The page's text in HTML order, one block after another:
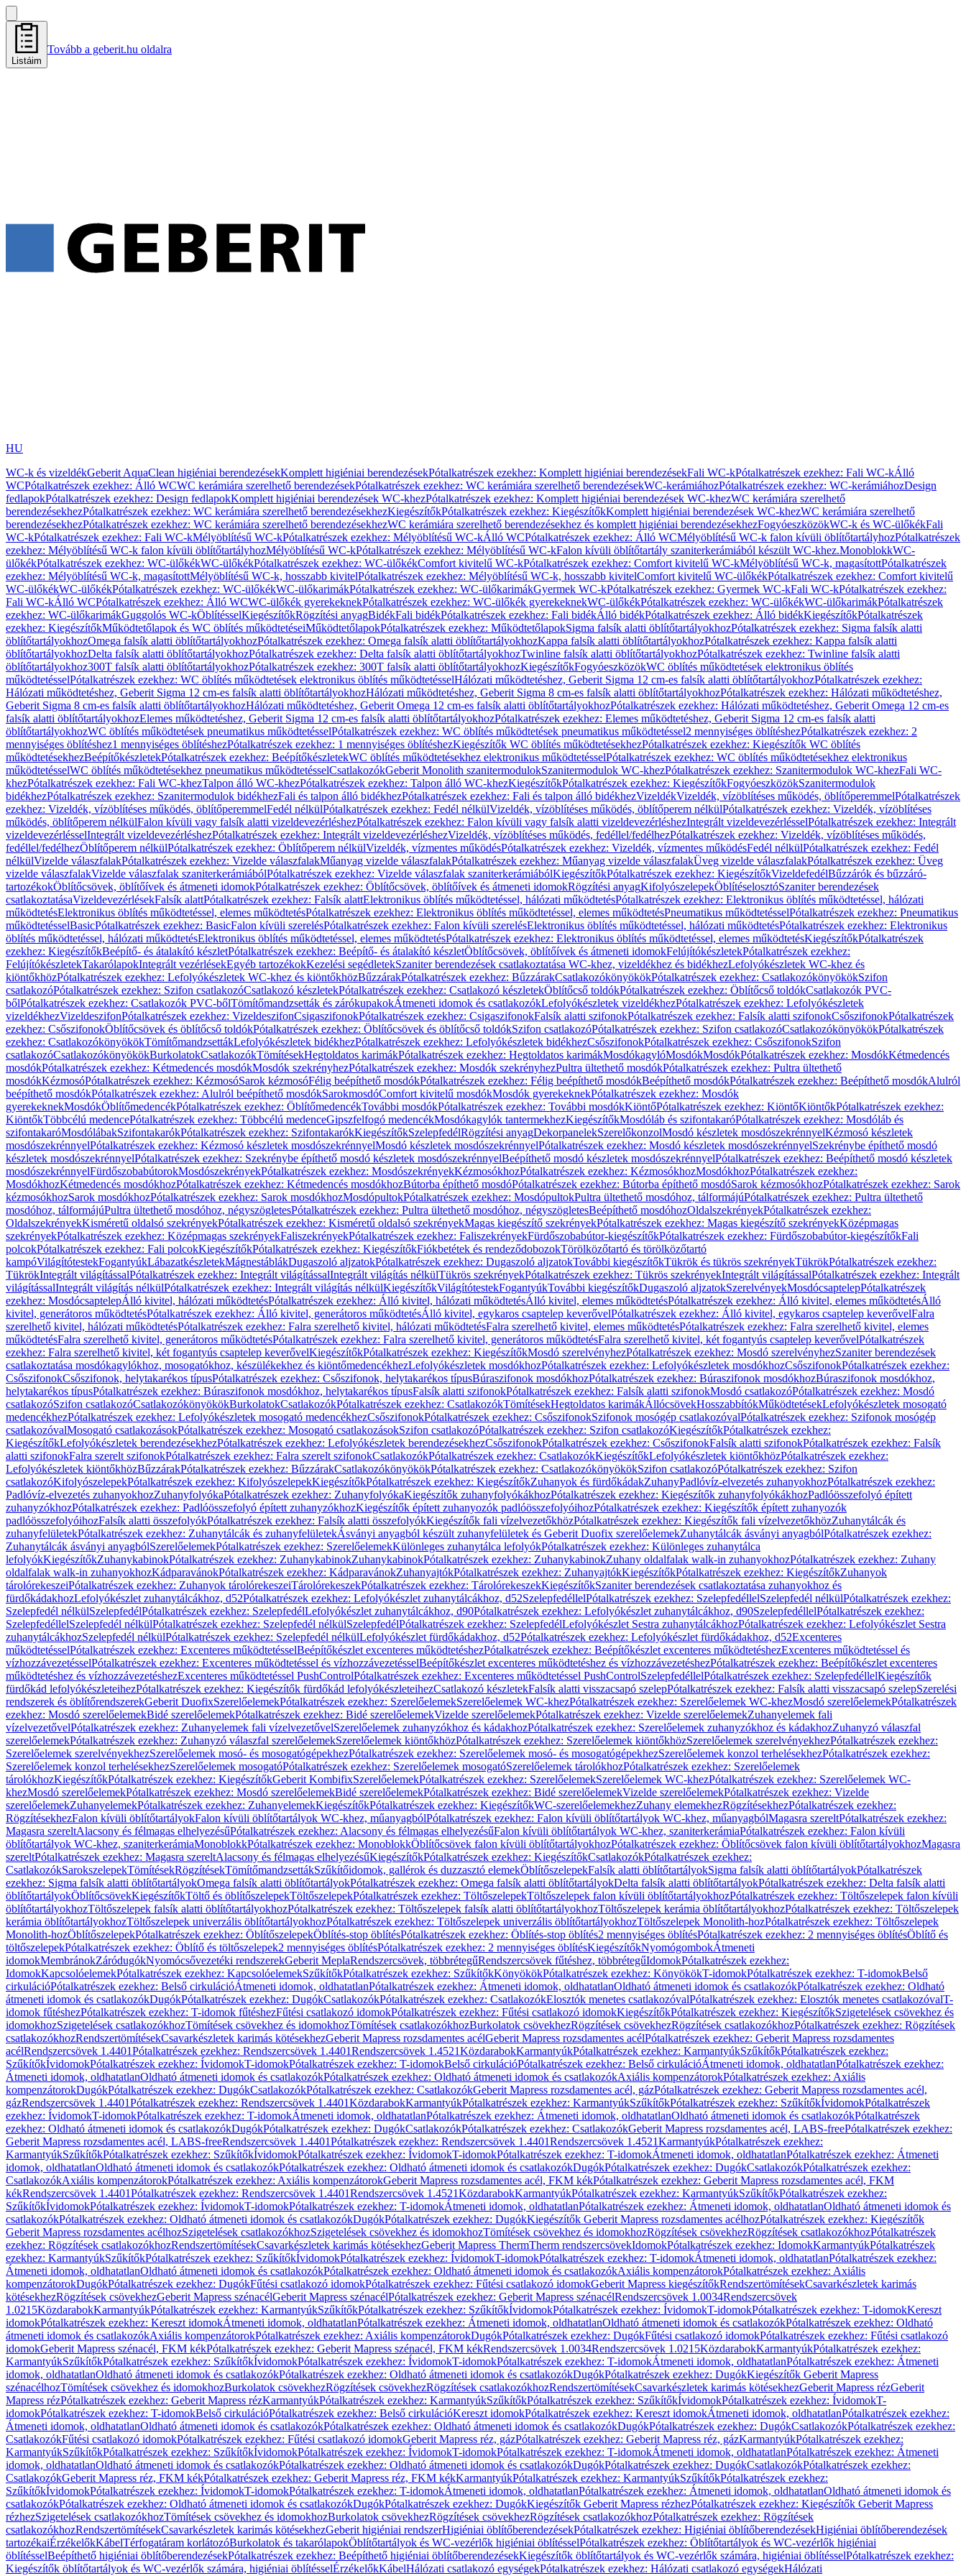
Listáim
Tovább a geberit.hu oldalra
HU
WC-k és vizeldékGeberit AquaClean higiéniai berendezésekKomplett higiéniai berendezésekPótalkatrészek ezekhez: Komplett higiéniai berendezésekFali WC-kPótalkatrészek ezekhez: Fali WC-kÁlló
WCPótalkatrészek ezekhez: Álló WCWC kerámiára szerelhető berendezésekPótalkatrészek ezekhez: WC kerámiára szerelhető berendezésekWC-kerámiáhozPótalkatrészek ezekhez: WC-kerámiáhozDesign
fedlapokPótalkatrészek ezekhez: Design fedlapokKomplett higiéniai berendezések WC-khezPótalkatrészek ezekhez: Komplett higiéniai berendezések WC-khezWC kerámiára szerelhető
berendezésekhezPótalkatrészek ezekhez: WC kerámiára szerelhető berendezésekhezKiegészítőkPótalkatrészek ezekhez: KiegészítőkKomplett higiéniai berendezések WC-khezWC kerámiára szerelhető
berendezésekhezPótalkatrészek ezekhez: WC kerámiára szerelhető berendezésekhezWC kerámiára szerelhető berendezésekhez és komplett higiéniai berendezésekhezFogyóeszközökWC-k és WC-ülőkékFali
WC-kPótalkatrészek ezekhez: Fali WC-kMélyöblítésű WC-kPótalkatrészek ezekhez: Mélyöblítésű WC-kÁlló WCPótalkatrészek ezekhez: Álló WCMélyöblítésű WC-k falon kívüli öblítőtartályhozPótalkatrészek
ezekhez: Mélyöblítésű WC-k falon kívüli öblítőtartályhozMélyöblítésű WC-kPótalkatrészek ezekhez: Mélyöblítésű WC-kFalon kívüli öblítőtartály szaniterkerámiából készült WC-khez.MonoblokkWC-
ülőkékPótalkatrészek ezekhez: WC-ülőkékWC-ülőkékPótalkatrészek ezekhez: WC-ülőkékComfort kivitelű WC-kPótalkatrészek ezekhez: Comfort kivitelű WC-kMélyöblítésű WC-k, magasítottPótalkatrészek
ezekhez: Mélyöblítésű WC-k, magasítottMélyöblítésű WC-k, hosszabb kivitelPótalkatrészek ezekhez: Mélyöblítésű WC-k, hosszabb kivitelComfort kivitelű WC-ülőkékPótalkatrészek ezekhez: Comfort kivitelű
WC-ülőkékWC-ülőkékPótalkatrészek ezekhez: WC-ülőkékWC-ülőkarimákPótalkatrészek ezekhez: WC-ülőkarimákGyermek WC-kPótalkatrészek ezekhez: Gyermek WC-kFali WC-kPótalkatrészek ezekhez:
Fali WC-kÁlló WCPótalkatrészek ezekhez: Álló WCWC-ülőkék gyerekeknekPótalkatrészek ezekhez: WC-ülőkék gyerekeknekWC-ülőkékPótalkatrészek ezekhez: WC-ülőkékWC-ülőkarimákPótalkatrészek
ezekhez: WC-ülőkarimákGuggolós WC-kÖblítésselKiegészítőkRögzítési anyagBidékFali bidékPótalkatrészek ezekhez: Fali bidékÁlló bidékPótalkatrészek ezekhez: Álló bidékKiegészítőkPótalkatrészek
ezekhez: KiegészítőkMűködtetőlapok és WC öblítés működtetéseiMűködtetőlapokPótalkatrészek ezekhez: MűködtetőlapokSigma falsík alatti öblítőtartályokhozPótalkatrészek ezekhez: Sigma falsík alatti
öblítőtartályokhozOmega falsík alatti öblítőtartályokhozPótalkatrészek ezekhez: Omega falsík alatti öblítőtartályokhozKappa falsík alatti öblítőtartályokhozPótalkatrészek ezekhez: Kappa falsík alatti
öblítőtartályokhozDelta falsík alatti öblítőtartályokhozPótalkatrészek ezekhez: Delta falsík alatti öblítőtartályokhozTwinline falsík alatti öblítőtartályokhozPótalkatrészek ezekhez: Twinline falsík alatti
öblítőtartályokhoz300T falsík alatti öblítőtartályokhozPótalkatrészek ezekhez: 300T falsík alatti öblítőtartályokhozKiegészítőkFogyóeszközökWC öblítés működtetések elektronikus öblítés
működtetésselPótalkatrészek ezekhez: WC öblítés működtetések elektronikus öblítés működtetésselHálózati működtetéshez, Geberit Sigma 12 cm-es falsík alatti öblítőtartályokhozPótalkatrészek ezekhez:
Hálózati működtetéshez, Geberit Sigma 12 cm-es falsík alatti öblítőtartályokhozHálózati működtetéshez, Geberit Sigma 8 cm-es falsík alatti öblítőtartályokhozPótalkatrészek ezekhez: Hálózati működtetéshez,
Geberit Sigma 8 cm-es falsík alatti öblítőtartályokhozHálózati működtetéshez, Geberit Omega 12 cm-es falsík alatti öblítőtartályokhozPótalkatrészek ezekhez: Hálózati működtetéshez, Geberit Omega 12 cm-es
falsík alatti öblítőtartályokhozElemes működtetéshez, Geberit Sigma 12 cm-es falsík alatti öblítőtartályokhozPótalkatrészek ezekhez: Elemes működtetéshez, Geberit Sigma 12 cm-es falsík alatti
öblítőtartályokhozWC öblítés működtetések pneumatikus működtetésselPótalkatrészek ezekhez: WC öblítés működtetések pneumatikus működtetéssel2 mennyiséges öblítéshezPótalkatrészek ezekhez: 2
mennyiséges öblítéshez1 mennyiséges öblítéshezPótalkatrészek ezekhez: 1 mennyiséges öblítéshezKiegészítők WC öblítés működtetésekhezPótalkatrészek ezekhez: Kiegészítők WC öblítés
működtetésekhezBeépítőkészletekPótalkatrészek ezekhez: BeépítőkészletekWC öblítés működtetésekhez elektronikus működtetésselPótalkatrészek ezekhez: WC öblítés működtetésekhez elektronikus
működtetésselWC öblítés működtetésekhez pneumatikus működtetésselCsatlakozókGeberit Monolith szanitermodulokSzanitermodulok WC-khezPótalkatrészek ezekhez: Szanitermodulok WC-khezFali WC-
khezPótalkatrészek ezekhez: Fali WC-khezTalpon álló WC-khezPótalkatrészek ezekhez: Talpon álló WC-khezKiegészítőkPótalkatrészek ezekhez: KiegészítőkFogyóeszközökSzanitermodulok
bidékhezPótalkatrészek ezekhez: Szanitermodulok bidékhezFali és talpon álló bidékhezPótalkatrészek ezekhez: Fali és talpon álló bidékhezVizeldékVizeldék, vízöblítéses működés, öblítőperemmelPótalkatrészek
ezekhez: Vizeldék, vízöblítéses működés, öblítőperemmelFedél nélkülPótalkatrészek ezekhez: Fedél nélkülVizeldék, vízöblítéses működés, öblítőperem nélkülPótalkatrészek ezekhez: Vizeldék, vízöblítéses
működés, öblítőperem nélkülFalon kívüli vagy falsík alatti vizeldevezérléshezPótalkatrészek ezekhez: Falon kívüli vagy falsík alatti vizeldevezérléshezIntegrált vizeldevezérlésselPótalkatrészek ezekhez: Integrált
vizeldevezérlésselIntegrált vizeldevezérléshezPótalkatrészek ezekhez: Integrált vizeldevezérléshezVizeldék, vízöblítéses működés, fedéllel/fedélhezPótalkatrészek ezekhez: Vizeldék, vízöblítéses működés,
fedéllel/fedélhezÖblítőperem nélkülPótalkatrészek ezekhez: Öblítőperem nélkülVizeldék, vízmentes működésPótalkatrészek ezekhez: Vizeldék, vízmentes működésFedél nélkülPótalkatrészek ezekhez: Fedél
nélkülVizelde válaszfalakPótalkatrészek ezekhez: Vizelde válaszfalakMűanyag vizelde válaszfalakPótalkatrészek ezekhez: Műanyag vizelde válaszfalakÜveg vizelde válaszfalakPótalkatrészek ezekhez: Üveg
vizelde válaszfalakVizelde válaszfalak szaniterkerámiábólPótalkatrészek ezekhez: Vizelde válaszfalak szaniterkerámiábólKiegészítőkPótalkatrészek ezekhez: KiegészítőkVizeldefedélBűzzárók és bűzzáró-
tartozékokÖblítőcsövek, öblítőívek és átmeneti idomokPótalkatrészek ezekhez: Öblítőcsövek, öblítőívek és átmeneti idomokRögzítési anyagKifolyószelepekÖblítéselosztóSzaniter berendezések
csatlakoztatásaVizeldevezérlésekFalsík alattPótalkatrészek ezekhez: Falsík alattElektronikus öblítés működtetéssel, hálózati működtetésPótalkatrészek ezekhez: Elektronikus öblítés működtetéssel, hálózati
működtetésElektronikus öblítés működtetéssel, elemes működtetésPótalkatrészek ezekhez: Elektronikus öblítés működtetéssel, elemes működtetésPneumatikus működtetésselPótalkatrészek ezekhez: Pneumatikus
működtetésselBasicPótalkatrészek ezekhez: BasicFalon kívüli szerelésPótalkatrészek ezekhez: Falon kívüli szerelésElektronikus öblítés működtetéssel, hálózati működtetésPótalkatrészek ezekhez: Elektronikus
öblítés működtetéssel, hálózati működtetésElektronikus öblítés működtetéssel, elemes működtetésPótalkatrészek ezekhez: Elektronikus öblítés működtetéssel, elemes működtetésKiegészítőkPótalkatrészek
ezekhez: KiegészítőkBeépítő- és átalakító készletPótalkatrészek ezekhez: Beépítő- és átalakító készletÖblítőcsövek, öblítőívek és átmeneti idomokFelújítókészletekPótalkatrészek ezekhez:
FelújítókészletekTakarólapokIntegrált vezérlésekEgyéb tartozékokKezelési segédletekSzaniter berendezések csatlakoztatása WC-khez, vizeldékhez és bidékhezLefolyókészletek WC-khez és
kiöntőkhözPótalkatrészek ezekhez: Lefolyókészletek WC-khez és kiöntőkhözBűzzárakPótalkatrészek ezekhez: BűzzárakCsatlakozókönyökökPótalkatrészek ezekhez: CsatlakozókönyökökSzifon
csatlakozóPótalkatrészek ezekhez: Szifon csatlakozóCsatlakozó készletekPótalkatrészek ezekhez: Csatlakozó készletekÖblítőcső toldókPótalkatrészek ezekhez: Öblítőcső toldókCsatlakozók PVC-
bőlPótalkatrészek ezekhez: Csatlakozók PVC-bőlTömítőmandzsetták és zárókupakokÁtmeneti idomok és csatlakozókLefolyókészletek vizeldékhezPótalkatrészek ezekhez: Lefolyókészletek
vizeldékhezVizeldeszifonPótalkatrészek ezekhez: VizeldeszifonCsigaszifonokPótalkatrészek ezekhez: CsigaszifonokFalsík alatti szifonokPótalkatrészek ezekhez: Falsík alatti szifonokCsőszifonokPótalkatrészek
ezekhez: CsőszifonokÖblítőcsövek és öblítőcső toldókPótalkatrészek ezekhez: Öblítőcsövek és öblítőcső toldókSzifon csatlakozóPótalkatrészek ezekhez: Szifon csatlakozóCsatlakozókönyökökPótalkatrészek
ezekhez: CsatlakozókönyökökTömítőmandzsettákLefolyókészletek bidékhezPótalkatrészek ezekhez: Lefolyókészletek bidékhezCsőszifonokPótalkatrészek ezekhez: CsőszifonokSzifon
csatlakozóCsatlakozókönyökökBurkolatokCsatlakozókTömítésekHegtoldatos karimákPótalkatrészek ezekhez: Hegtoldatos karimákMosdókagylóMosdókMosdókPótalkatrészek ezekhez: MosdókKétmedencés
mosdókPótalkatrészek ezekhez: Kétmedencés mosdókMosdók szekrényhezPótalkatrészek ezekhez: Mosdók szekrényhezPultra ültethető mosdókPótalkatrészek ezekhez: Pultra ültethető
mosdókKézmosóPótalkatrészek ezekhez: KézmosóSarok kézmosóFélig beépíthető mosdókPótalkatrészek ezekhez: Félig beépíthető mosdókBeépíthető mosdókPótalkatrészek ezekhez: Beépíthető mosdókAlulról
beépíthető mosdókPótalkatrészek ezekhez: Alulról beépíthető mosdókSarokmosdóComfort kivitelű mosdókMosdók gyerekeknekPótalkatrészek ezekhez: Mosdók
gyerekeknekMosdókÖblítőmedencékPótalkatrészek ezekhez: ÖblítőmedencékTovábbi mosdókPótalkatrészek ezekhez: További mosdókKiöntőPótalkatrészek ezekhez: KiöntőKiöntőkPótalkatrészek ezekhez:
KiöntőkTöbbcélú medencePótalkatrészek ezekhez: Többcélú medenceGipszfelfogó medencékMosdókagylók tantermekhezKiegészítőkMosdóláb és szifontakaróPótalkatrészek ezekhez: Mosdóláb és
szifontakaróMosdólábakSzifontakarókPótalkatrészek ezekhez: SzifontakarókKiegészítőkSzelepfedélRögzítési anyagDekorpanelekSzerelőkonzolMosdó készletek mosdószekrénnyelKézmosó készletek
mosdószekrénnyelPótalkatrészek ezekhez: Kézmosó készletek mosdószekrénnyelMosdó készletek mosdószekrénnyelPótalkatrészek ezekhez: Mosdó készletek mosdószekrénnyelSzekrénybe építhető mosdó
készletek mosdószekrénnyelPótalkatrészek ezekhez: Szekrénybe építhető mosdó készletek mosdószekrénnyelBeépíthető mosdó készletek mosdószekrénnyelPótalkatrészek ezekhez: Beépíthető mosdó készletek
mosdószekrénnyelFürdőszobabútorokMosdószekrényekPótalkatrészek ezekhez: MosdószekrényekKézmosókhozPótalkatrészek ezekhez: KézmosókhozMosdókhozPótalkatrészek ezekhez:
MosdókhozKétmedencés mosdókhozPótalkatrészek ezekhez: Kétmedencés mosdókhozBútorba építhető mosdóPótalkatrészek ezekhez: Bútorba építhető mosdóSarok kézmosókhozPótalkatrészek ezekhez: Sarok
kézmosókhozSarok mosdókhozPótalkatrészek ezekhez: Sarok mosdókhozMosdópultokPótalkatrészek ezekhez: MosdópultokPultra ültethető mosdóhoz, tálformájúPótalkatrészek ezekhez: Pultra ültethető
mosdóhoz, tálformájúPultra ültethető mosdóhoz, négyszögletesPótalkatrészek ezekhez: Pultra ültethető mosdóhoz, négyszögletesBeépíthető mosdóhozOldalszekrényekPótalkatrészek ezekhez:
OldalszekrényekKisméretű oldalsó szekrényekPótalkatrészek ezekhez: Kisméretű oldalsó szekrényekMagas kiegészítő szekrényekPótalkatrészek ezekhez: Magas kiegészítő szekrényekKözépmagas
szekrényekPótalkatrészek ezekhez: Középmagas szekrényekFaliszekrényekPótalkatrészek ezekhez: FaliszekrényekFürdőszobabútor-kiegészítőkPótalkatrészek ezekhez: Fürdőszobabútor-kiegészítőkFali
polcokPótalkatrészek ezekhez: Fali polcokKiegészítőkPótalkatrészek ezekhez: KiegészítőkFiókbetétek és rendeződobozokTörölközőtartó és törölközőtartó
kampóVilágítótestekFogantyúkLábazatkészletekMágnestáblákDugaszoló aljzatokPótalkatrészek ezekhez: Dugaszoló aljzatokTovábbi kiegészítőkTükrök és tükrös szekrényekTükrökPótalkatrészek ezekhez:
TükrökIntegrált világítássalPótalkatrészek ezekhez: Integrált világítássalIntegrált világítás nélkülTükrös szekrényekPótalkatrészek ezekhez: Tükrös szekrényekIntegrált világítássalPótalkatrészek ezekhez: Integrált
világítássalIntegrált világítás nélkülPótalkatrészek ezekhez: Integrált világítás nélkülKiegészítőkVilágítótestekFogantyúkTovábbi kiegészítőkDugaszoló aljzatokSzerelvényekMosdócsaptelepPótalkatrészek
ezekhez: MosdócsaptelepÁlló kivitel, hálózati működtetésPótalkatrészek ezekhez: Álló kivitel, hálózati működtetésÁlló kivitel, elemes működtetésPótalkatrészek ezekhez: Álló kivitel, elemes működtetésÁlló
kivitel, generátoros működtetésPótalkatrészek ezekhez: Álló kivitel, generátoros működtetésÁlló kivitel, egykaros csaptelep keverővelPótalkatrészek ezekhez: Álló kivitel, egykaros csaptelep keverővelFalra
szerelhető kivitel, hálózati működtetésPótalkatrészek ezekhez: Falra szerelhető kivitel, hálózati működtetésFalra szerelhető kivitel, elemes működtetésPótalkatrészek ezekhez: Falra szerelhető kivitel, elemes
működtetésFalra szerelhető kivitel, generátoros működtetésPótalkatrészek ezekhez: Falra szerelhető kivitel, generátoros működtetésFalra szerelhető kivitel, két fogantyús csaptelep keverővelPótalkatrészek
ezekhez: Falra szerelhető kivitel, két fogantyús csaptelep keverővelKiegészítőkPótalkatrészek ezekhez: KiegészítőkMosdó szerelvényhezPótalkatrészek ezekhez: Mosdó szerelvényhezSzaniter berendezések
csatlakoztatása mosdókagylókhoz, mosogatókhoz, készülékekhez és kiöntőmedencékhezLefolyókészletek mosdókhozPótalkatrészek ezekhez: Lefolyókészletek mosdókhozCsőszifonokPótalkatrészek ezekhez:
CsőszifonokCsőszifonok, helytakarékos típusPótalkatrészek ezekhez: Csőszifonok, helytakarékos típusBúraszifonok mosdókhozPótalkatrészek ezekhez: Búraszifonok mosdókhozBúraszifonok mosdókhoz,
helytakarékos típusPótalkatrészek ezekhez: Búraszifonok mosdókhoz, helytakarékos típusFalsík alatti szifonokPótalkatrészek ezekhez: Falsík alatti szifonokMosdó csatlakozóPótalkatrészek ezekhez: Mosdó
csatlakozóSzifon csatlakozóCsatlakozókönyökökBurkolatokCsatlakozókPótalkatrészek ezekhez: CsatlakozókTömítésekHegtoldatos karimákÁllócsövekHosszabbítókMűködtetésekLefolyókészletek mosogató
medencékhezPótalkatrészek ezekhez: Lefolyókészletek mosogató medencékhezCsőszifonokPótalkatrészek ezekhez: CsőszifonokSzifonok mosógép csatlakozóvalPótalkatrészek ezekhez: Szifonok mosógép
csatlakozóvalMosogató csatlakozásokPótalkatrészek ezekhez: Mosogató csatlakozásokSzifon csatlakozóPótalkatrészek ezekhez: Szifon csatlakozóKiegészítőkPótalkatrészek ezekhez:
KiegészítőkLefolyókészletek berendezésekhezPótalkatrészek ezekhez: Lefolyókészletek berendezésekhezCsőszifonokPótalkatrészek ezekhez: CsőszifonokFalsík alatti szifonokPótalkatrészek ezekhez: Falsík
alatti szifonokFalra szerelt szifonokPótalkatrészek ezekhez: Falra szerelt szifonokCsatlakozókPótalkatrészek ezekhez: CsatlakozókKiegészítőkLefolyókészletek kiöntőkhözPótalkatrészek ezekhez:
Lefolyókészletek kiöntőkhözBűzzárakPótalkatrészek ezekhez: BűzzárakCsatlakozókönyökökPótalkatrészek ezekhez: CsatlakozókönyökökSzifon csatlakozóPótalkatrészek ezekhez: Szifon
csatlakozóKifolyószelepekPótalkatrészek ezekhez: KifolyószelepekKiegészítőkPótalkatrészek ezekhez: KiegészítőkZuhanyok és fürdőkádakZuhanyPadlóvíz-elvezetés zuhanyokhozPótalkatrészek ezekhez:
Padlóvíz-elvezetés zuhanyokhozZuhanyfolyókaPótalkatrészek ezekhez: ZuhanyfolyókaKiegészítők zuhanyfolyókákhozPótalkatrészek ezekhez: Kiegészítők zuhanyfolyókákhozPadlóösszefolyó épített
zuhanyzókhozPótalkatrészek ezekhez: Padlóösszefolyó épített zuhanyzókhozKiegészítők épített zuhanyozók padlóösszefolyóihozPótalkatrészek ezekhez: Kiegészítők épített zuhanyozók
padlóösszefolyóihozFalsík alatti összefolyókPótalkatrészek ezekhez: Falsík alatti összefolyókKiegészítők fali vízelvezetőkhözPótalkatrészek ezekhez: Kiegészítők fali vízelvezetőkhözZuhanytálcák és
zuhanyfelületekPótalkatrészek ezekhez: Zuhanytálcák és zuhanyfelületekÁsványi anyagból készült zuhanyfelületek és Geberit Duofix szerelőelemekZuhanytálcák ásványi anyagbólPótalkatrészek ezekhez:
Zuhanytálcák ásványi anyagbólSzerelőelemekPótalkatrészek ezekhez: SzerelőelemekKülönleges zuhanytálca lefolyókPótalkatrészek ezekhez: Különleges zuhanytálca
lefolyókKiegészítőkZuhanykabinokPótalkatrészek ezekhez: ZuhanykabinokZuhanykabinokPótalkatrészek ezekhez: ZuhanykabinokZuhany oldalfalak walk-in zuhanyokhozPótalkatrészek ezekhez: Zuhany
oldalfalak walk-in zuhanyokhozKádparavánokPótalkatrészek ezekhez: KádparavánokZuhanyajtókPótalkatrészek ezekhez: ZuhanyajtókKiegészítőkPótalkatrészek ezekhez: KiegészítőkZuhanyok
tárolórekeszeiPótalkatrészek ezekhez: Zuhanyok tárolórekeszeiTárolórekeszekPótalkatrészek ezekhez: TárolórekeszekKiegészítőkSzaniter berendezések csatlakoztatása zuhanyokhoz és
fürdőkádakhozLefolyókészlet zuhanytálcákhoz, d52Pótalkatrészek ezekhez: Lefolyókészlet zuhanytálcákhoz, d52SzelepfedéllelPótalkatrészek ezekhez: SzelepfedéllelSzelepfedél nélkülPótalkatrészek ezekhez:
Szelepfedél nélkülSzelepfedélPótalkatrészek ezekhez: SzelepfedélLefolyókészlet zuhanytálcákhoz, d90Pótalkatrészek ezekhez: Lefolyókészlet zuhanytálcákhoz, d90SzelepfedéllelPótalkatrészek ezekhez:
SzelepfedéllelSzelepfedél nélkülPótalkatrészek ezekhez: Szelepfedél nélkülSzelepfedélPótalkatrészek ezekhez: SzelepfedélLefolyókészlet Sestra zuhanytálcákhozPótalkatrészek ezekhez: Lefolyókészlet Sestra
zuhanytálcákhozSzelepfedél nélkülPótalkatrészek ezekhez: Szelepfedél nélkülLefolyókészlet fürdőkádakhoz, d52Pótalkatrészek ezekhez: Lefolyókészlet fürdőkádakhoz, d52Excenteres
működtetésselPótalkatrészek ezekhez: Excenteres működtetésselBeépítőkészlet excenteres működtetéshezPótalkatrészek ezekhez: Beépítőkészlet excenteres működtetéshezExcenteres működtetéssel és
vízhozzávezetésselPótalkatrészek ezekhez: Excenteres működtetéssel és vízhozzávezetésselBeépítőkészlet excenteres működtetéshez és vízhozzávezetéshezPótalkatrészek ezekhez: Beépítőkészlet excenteres
működtetéshez és vízhozzávezetéshezExcenteres működtetéssel PushControlPótalkatrészek ezekhez: Excenteres működtetéssel PushControlSzelepfedéllelPótalkatrészek ezekhez: SzelepfedéllelKiegészítők
fürdőkád lefolyókészleteihezPótalkatrészek ezekhez: Kiegészítők fürdőkád lefolyókészleteihezCsatlakozó készletekFalsík alatti visszacsapó szelepPótalkatrészek ezekhez: Falsík alatti visszacsapó szelepSzerelési
rendszerek és öblítőrendszerekGeberit DuofixSzerelőelemekPótalkatrészek ezekhez: SzerelőelemekSzerelőelemek WC-khezPótalkatrészek ezekhez: Szerelőelemek WC-khezMosdó szerelőelemekPótalkatrészek
ezekhez: Mosdó szerelőelemekBidé szerelőelemekPótalkatrészek ezekhez: Bidé szerelőelemekVizelde szerelőelemekPótalkatrészek ezekhez: Vizelde szerelőelemekZuhanyelemek fali
vízelvezetővelPótalkatrészek ezekhez: Zuhanyelemek fali vízelvezetővelSzerelőelemek zuhanyzókhoz és kádakhozPótalkatrészek ezekhez: Szerelőelemek zuhanyzókhoz és kádakhozZuhanyzó válaszfal
szerelőelemekPótalkatrészek ezekhez: Zuhanyzó válaszfal szerelőelemekSzerelőelemek kiöntőkhözPótalkatrészek ezekhez: Szerelőelemek kiöntőkhözSzerelőelemek szerelvényekhezPótalkatrészek ezekhez:
Szerelőelemek szerelvényekhezSzerelőelemek mosó- és mosogatógépekhezPótalkatrészek ezekhez: Szerelőelemek mosó- és mosogatógépekhezSzerelőelemek konzol terhelésekhezPótalkatrészek ezekhez:
Szerelőelemek konzol terhelésekhezSzerelőelemek mosogatóPótalkatrészek ezekhez: Szerelőelemek mosogatóSzerelőelemek tárolókhozPótalkatrészek ezekhez: Szerelőelemek
tárolókhozKiegészítőkPótalkatrészek ezekhez: KiegészítőkGeberit KombifixSzerelőelemekPótalkatrészek ezekhez: SzerelőelemekSzerelőelemek WC-khezPótalkatrészek ezekhez: Szerelőelemek WC-
khezMosdó szerelőelemekPótalkatrészek ezekhez: Mosdó szerelőelemekBidé szerelőelemekPótalkatrészek ezekhez: Bidé szerelőelemekVizelde szerelőelemekPótalkatrészek ezekhez: Vizelde
szerelőelemekZuhanyelemekPótalkatrészek ezekhez: ZuhanyelemekKiegészítőkPótalkatrészek ezekhez: KiegészítőkWC-szerelőelemekhezZuhany elemekhezRögzítésekhezPótalkatrészek ezekhez:
RögzítésekhezFalon kívüli öblítőtartályokFalon kívüli öblítőtartályok WC-khez, műanyagbólPótalkatrészek ezekhez: Falon kívüli öblítőtartályok WC-khez, műanyagbólMagasra szereltPótalkatrészek ezekhez:
Magasra szereltAlacsony és félmagas elhelyezésűPótalkatrészek ezekhez: Alacsony és félmagas elhelyezésűFalon kívüli öblítőtartályok WC-khez, szaniterkerámiaPótalkatrészek ezekhez: Falon kívüli
öblítőtartályok WC-khez, szaniterkerámiaMonoblokkPótalkatrészek ezekhez: MonoblokkÖblítőcsövek falon kívüli öblítőtartályokhozPótalkatrészek ezekhez: Öblítőcsövek falon kívüli öblítőtartályokhozMagasra
szereltPótalkatrészek ezekhez: Magasra szereltAlacsony és félmagas elhelyezésűKiegészítőkPótalkatrészek ezekhez: KiegészítőkCsatlakozókPótalkatrészek ezekhez:
CsatlakozókSarokszelepekTömítésekRögzítésekTömítőmandzsettákSzűkítőidomok, gallérok és duzzasztó elemekÖblítőszelepekFalsík alatti öblítőtartályokSigma falsík alatti öblítőtartályokPótalkatrészek
ezekhez: Sigma falsík alatti öblítőtartályokOmega falsík alatti öblítőtartályokPótalkatrészek ezekhez: Omega falsík alatti öblítőtartályokDelta falsík alatti öblítőtartályokPótalkatrészek ezekhez: Delta falsík alatti
öblítőtartályokÖblítőcsövekKiegészítőkTöltő és öblítőszelepekTöltőszelepekPótalkatrészek ezekhez: TöltőszelepekTöltőszelepek falon kívüli öblítőtartályokhozPótalkatrészek ezekhez: Töltőszelepek falon kívüli
öblítőtartályokhozTöltőszelepek falsík alatti öblítőtartályokhozPótalkatrészek ezekhez: Töltőszelepek falsík alatti öblítőtartályokhozTöltőszelepek kerámia öblítőtartályokhozPótalkatrészek ezekhez: Töltőszelepek
kerámia öblítőtartályokhozTöltőszelepek univerzális öblítőtartályokhozPótalkatrészek ezekhez: Töltőszelepek univerzális öblítőtartályokhozTöltőszelepek Monolith-hozPótalkatrészek ezekhez: Töltőszelepek
Monolith-hozÖblítőszelepekPótalkatrészek ezekhez: ÖblítőszelepekÖblítés-stop öblítésPótalkatrészek ezekhez: Öblítés-stop öblítés2 mennyiséges öblítésPótalkatrészek ezekhez: 2 mennyiséges öblítésÖblítő és
töltőszelepekPótalkatrészek ezekhez: Öblítő és töltőszelepek2 mennyiséges öblítésPótalkatrészek ezekhez: 2 mennyiséges öblítésKiegészítőkNyomógombokÁtmeneti
idomokMembránokZáródugókNyomócsővezetéki rendszerekGeberit MeplaRendszercsövek, többrétegűRendszercsövek fűtéshez, többrétegűIdomokPótalkatrészek ezekhez:
IdomokKapcsolóelemekPótalkatrészek ezekhez: KapcsolóelemekSzűkítőkPótalkatrészek ezekhez: SzűkítőkKönyökökPótalkatrészek ezekhez: KönyökökT-idomokPótalkatrészek ezekhez: T-idomokBelső
cirkulációPótalkatrészek ezekhez: Belső cirkulációÁtmeneti idomok, oldhatatlanPótalkatrészek ezekhez: Átmeneti idomok, oldhatatlanOldható átmeneti idomok és csatlakozókPótalkatrészek ezekhez: Oldható
átmeneti idomok és csatlakozókDugókPótalkatrészek ezekhez: DugókCsatlakozókPótalkatrészek ezekhez: CsatlakozókElosztók menetes csatlakozóvalPótalkatrészek ezekhez: Elosztók menetes csatlakozóvalT-
idomok fűtéshezPótalkatrészek ezekhez: T-idomok fűtéshezFűtési csatlakozó idomokPótalkatrészek ezekhez: Fűtési csatlakozó idomokKiegészítőkPótalkatrészek ezekhez: KiegészítőkSzigetelések csövekhez és
idomokhozSzigetelések csatlakozókhozTömítések csövekhez és idomokhozTömítések csatlakozókhozBurkolatok csövekhezRögzítések csövekhezRögzítések csatlakozókhozPótalkatrészek ezekhez: Rögzítések
csatlakozókhozRendszertömítésekCsavarkészletek karimás kötésekhezGeberit Mapress rozsdamentes acélGeberit Mapress rozsdamentes acélPótalkatrészek ezekhez: Geberit Mapress rozsdamentes
acélRendszercsövek 1.4401Pótalkatrészek ezekhez: Rendszercsövek 1.4401Rendszercsövek 1.4521KözdarabokKarmantyúkPótalkatrészek ezekhez: KarmantyúkSzűkítőkPótalkatrészek ezekhez:
SzűkítőkÍvidomokPótalkatrészek ezekhez: ÍvidomokT-idomokPótalkatrészek ezekhez: T-idomokBelső cirkulációPótalkatrészek ezekhez: Belső cirkulációÁtmeneti idomok, oldhatatlanPótalkatrészek ezekhez:
Átmeneti idomok, oldhatatlanOldható átmeneti idomok és csatlakozókPótalkatrészek ezekhez: Oldható átmeneti idomok és csatlakozókAxiális kompenzátorokPótalkatrészek ezekhez: Axiális
kompenzátorokDugókPótalkatrészek ezekhez: DugókCsatlakozókPótalkatrészek ezekhez: CsatlakozókGeberit Mapress rozsdamentes acél, gázPótalkatrészek ezekhez: Geberit Mapress rozsdamentes acél,
gázRendszercsövek 1.4401Pótalkatrészek ezekhez: Rendszercsövek 1.4401KözdarabokKarmantyúkPótalkatrészek ezekhez: KarmantyúkSzűkítőkPótalkatrészek ezekhez: SzűkítőkÍvidomokPótalkatrészek
ezekhez: ÍvidomokT-idomokPótalkatrészek ezekhez: T-idomokÁtmeneti idomok, oldhatatlanPótalkatrészek ezekhez: Átmeneti idomok, oldhatatlanOldható átmeneti idomok és csatlakozókPótalkatrészek
ezekhez: Oldható átmeneti idomok és csatlakozókDugókPótalkatrészek ezekhez: DugókCsatlakozókPótalkatrészek ezekhez: CsatlakozókGeberit Mapress rozsdamentes acél, LABS-freePótalkatrészek ezekhez:
Geberit Mapress rozsdamentes acél, LABS-freeRendszercsövek 1.4401Pótalkatrészek ezekhez: Rendszercsövek 1.4401Rendszercsövek 1.4521KarmantyúkPótalkatrészek ezekhez:
KarmantyúkSzűkítőkPótalkatrészek ezekhez: SzűkítőkÍvidomokPótalkatrészek ezekhez: ÍvidomokT-idomokPótalkatrészek ezekhez: T-idomokÁtmeneti idomok, oldhatatlanPótalkatrészek ezekhez: Átmeneti
idomok, oldhatatlanOldható átmeneti idomok és csatlakozókPótalkatrészek ezekhez: Oldható átmeneti idomok és csatlakozókDugókPótalkatrészek ezekhez: DugókCsatlakozókPótalkatrészek ezekhez:
CsatlakozókAxiális kompenzátorokPótalkatrészek ezekhez: Axiális kompenzátorokGeberit Mapress rozsdamentes acél, FKM kékPótalkatrészek ezekhez: Geberit Mapress rozsdamentes acél, FKM
kékRendszercsövek 1.4401Pótalkatrészek ezekhez: Rendszercsövek 1.4401Rendszercsövek 1.4521KözdarabokKarmantyúkPótalkatrészek ezekhez: KarmantyúkSzűkítőkPótalkatrészek ezekhez:
SzűkítőkÍvidomokPótalkatrészek ezekhez: ÍvidomokT-idomokPótalkatrészek ezekhez: T-idomokÁtmeneti idomok, oldhatatlanPótalkatrészek ezekhez: Átmeneti idomok, oldhatatlanOldható átmeneti idomok és
csatlakozókPótalkatrészek ezekhez: Oldható átmeneti idomok és csatlakozókDugókPótalkatrészek ezekhez: DugókKiegészítők Geberit Mapress rozsdamentes acélhozPótalkatrészek ezekhez: Kiegészítők
Geberit Mapress rozsdamentes acélhozSzigetelések csatlakozókhozSzigetelések csövekhez és idomokhozTömítések csövekhez és idomokhozRögzítések csövekhezRögzítések csatlakozókhozPótalkatrészek
ezekhez: Rögzítések csatlakozókhozRendszertömítésekCsavarkészletek karimás kötésekhezGeberit Mapress ThermTherm rendszercsövekIdomokPótalkatrészek ezekhez: IdomokKarmantyúkPótalkatrészek
ezekhez: KarmantyúkSzűkítőkPótalkatrészek ezekhez: SzűkítőkÍvidomokPótalkatrészek ezekhez: ÍvidomokT-idomokPótalkatrészek ezekhez: T-idomokÁtmeneti idomok, oldhatatlanPótalkatrészek ezekhez:
Átmeneti idomok, oldhatatlanOldható átmeneti idomok és csatlakozókPótalkatrészek ezekhez: Oldható átmeneti idomok és csatlakozókAxiális kompenzátorokPótalkatrészek ezekhez: Axiális
kompenzátorokDugókPótalkatrészek ezekhez: DugókFűtési csatlakozó idomokPótalkatrészek ezekhez: Fűtési csatlakozó idomokGeberit Mapress kiegészítőkRendszertömítésekCsavarkészletek karimás
kötésekhezRögzítések csövekhezGeberit Mapress szénacélGeberit Mapress szénacélPótalkatrészek ezekhez: Geberit Mapress szénacélRendszercsövek 1.0034Rendszercsövek
1.0215KözdarabokKarmantyúkPótalkatrészek ezekhez: KarmantyúkSzűkítőkPótalkatrészek ezekhez: SzűkítőkÍvidomokPótalkatrészek ezekhez: ÍvidomokT-idomokPótalkatrészek ezekhez: T-idomokKereszt
idomokPótalkatrészek ezekhez: Kereszt idomokÁtmeneti idomok, oldhatatlanPótalkatrészek ezekhez: Átmeneti idomok, oldhatatlanOldható átmeneti idomok és csatlakozókPótalkatrészek ezekhez: Oldható
átmeneti idomok és csatlakozókAxiális kompenzátorokPótalkatrészek ezekhez: Axiális kompenzátorokDugókPótalkatrészek ezekhez: DugókFűtési csatlakozó idomokPótalkatrészek ezekhez: Fűtési csatlakozó
idomokGeberit Mapress szénacél, FKM kékPótalkatrészek ezekhez: Geberit Mapress szénacél, FKM kékRendszercsövek 1.0034Rendszercsövek 1.0215KözdarabokKarmantyúkPótalkatrészek ezekhez:
KarmantyúkSzűkítőkPótalkatrészek ezekhez: SzűkítőkÍvidomokPótalkatrészek ezekhez: ÍvidomokT-idomokPótalkatrészek ezekhez: T-idomokÁtmeneti idomok, oldhatatlanPótalkatrészek ezekhez: Átmeneti
idomok, oldhatatlanOldható átmeneti idomok és csatlakozókPótalkatrészek ezekhez: Oldható átmeneti idomok és csatlakozókDugókPótalkatrészek ezekhez: DugókKiegészítők Geberit Mapress
szénacélhozTömítések csövekhez és idomokhozBurkolatok csövekhezRögzítések csövekhezRögzítések csatlakozókhozRendszertömítésekCsavarkészletek karimás kötésekhezGeberit Mapress rézGeberit
Mapress rézPótalkatrészek ezekhez: Geberit Mapress rézKarmantyúkPótalkatrészek ezekhez: KarmantyúkSzűkítőkPótalkatrészek ezekhez: SzűkítőkÍvidomokPótalkatrészek ezekhez: ÍvidomokT-
idomokPótalkatrészek ezekhez: T-idomokBelső cirkulációPótalkatrészek ezekhez: Belső cirkulációKereszt idomokPótalkatrészek ezekhez: Kereszt idomokÁtmeneti idomok, oldhatatlanPótalkatrészek ezekhez:
Átmeneti idomok, oldhatatlanOldható átmeneti idomok és csatlakozókPótalkatrészek ezekhez: Oldható átmeneti idomok és csatlakozókDugókPótalkatrészek ezekhez: DugókCsatlakozókPótalkatrészek ezekhez:
CsatlakozókFűtési csatlakozó idomokPótalkatrészek ezekhez: Fűtési csatlakozó idomokGeberit Mapress réz, gázPótalkatrészek ezekhez: Geberit Mapress réz, gázKarmantyúkPótalkatrészek ezekhez:
KarmantyúkSzűkítőkPótalkatrészek ezekhez: SzűkítőkÍvidomokPótalkatrészek ezekhez: ÍvidomokT-idomokPótalkatrészek ezekhez: T-idomokÁtmeneti idomok, oldhatatlanPótalkatrészek ezekhez: Átmeneti
idomok, oldhatatlanOldható átmeneti idomok és csatlakozókPótalkatrészek ezekhez: Oldható átmeneti idomok és csatlakozókDugókPótalkatrészek ezekhez: DugókCsatlakozókPótalkatrészek ezekhez:
CsatlakozókGeberit Mapress réz, FKM kékPótalkatrészek ezekhez: Geberit Mapress réz, FKM kékKarmantyúkPótalkatrészek ezekhez: KarmantyúkSzűkítőkPótalkatrészek ezekhez:
SzűkítőkÍvidomokPótalkatrészek ezekhez: ÍvidomokT-idomokPótalkatrészek ezekhez: T-idomokÁtmeneti idomok, oldhatatlanPótalkatrészek ezekhez: Átmeneti idomok, oldhatatlanOldható átmeneti idomok és
csatlakozókPótalkatrészek ezekhez: Oldható átmeneti idomok és csatlakozókDugókPótalkatrészek ezekhez: DugókKiegészítők Geberit Mapress rézhezPótalkatrészek ezekhez: Kiegészítők Geberit Mapress
rézhezSzigetelések csatlakozókhozTömítések csövekhez és idomokhozBurkolatok csövekhezRögzítések csövekhezRögzítések csatlakozókhozPótalkatrészek ezekhez: Rögzítések
csatlakozókhozRendszertömítésekCsavarkészletek karimás kötésekhezGeberit higiéniai rendszerHigiéniai öblítőberendezésekPótalkatrészek ezekhez: Higiéniai öblítőberendezésekHigiéniai öblítőberendezések
tartozékaiÉrzékelőkKábelTérfogatáram korlátozóBurkolatok és takarólapokÖblítőtartályok és WC-vezérlők higiéniai öblítésselPótalkatrészek ezekhez: Öblítőtartályok és WC-vezérlők higiéniai
öblítésselBeépíthető higiéniai öblítőberendezésekPótalkatrészek ezekhez: Beépíthető higiéniai öblítőberendezésekKiegészítők öblítőtartályok és WC-vezérlők számára, higiéniai öblítésselPótalkatrészek ezekhez:
Kiegészítők öblítőtartályok és WC-vezérlők számára, higiéniai öblítésselÉrzékelőkKábelHálózati csatlakozó egységekPótalkatrészek ezekhez: Hálózati csatlakozó egységekHálózati